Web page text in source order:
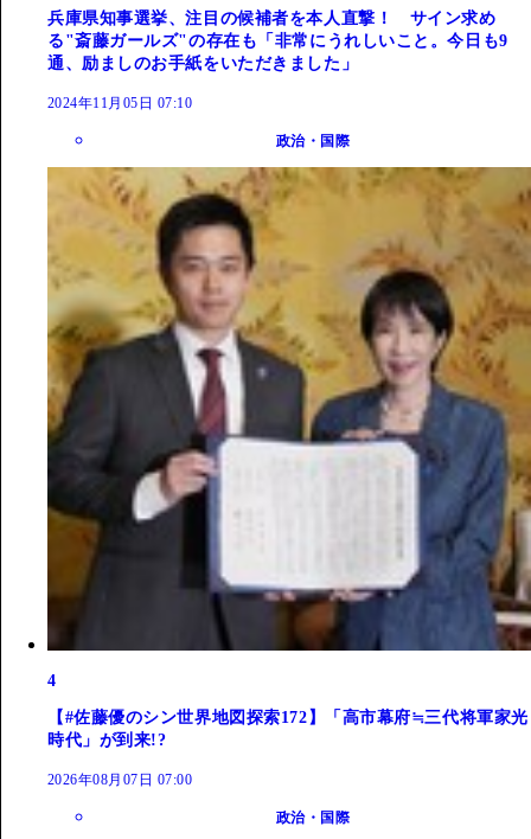
兵庫県知事選挙、注目の候補者を本人直撃！ サイン求め
る"斎藤ガールズ"の存在も「非常にうれしいこと。今日も9
通、励ましのお手紙をいただきました」
2024年11月05日 07:10
政治・国際
4
【#佐藤優のシン世界地図探索172】「高市幕府≒三代将軍家光
時代」が到来!?
2026年08月07日 07:00
政治・国際